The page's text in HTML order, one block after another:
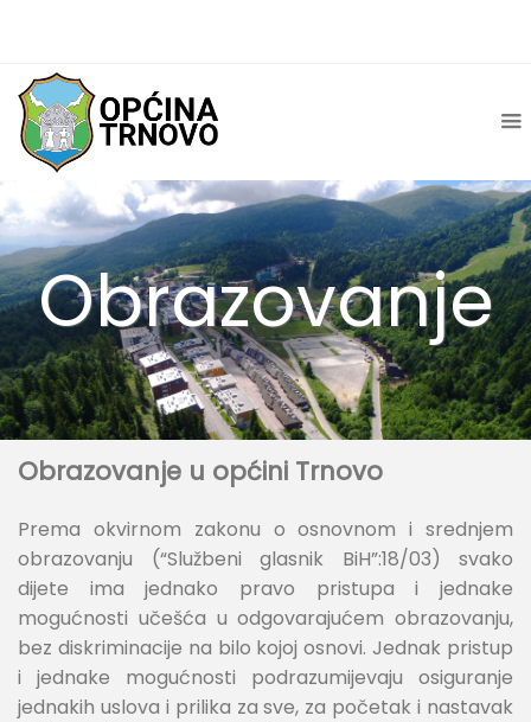
Obrazovanje
Obrazovanje u općini Trnovo
Prema okvirnom zakonu o osnovnom i srednjem
obrazovanju (“Službeni glasnik BiH”:18/03) svako
dijete ima jednako pravo pristupa i jednake
mogućnosti učešća u odgovarajućem obrazovanju,
bez diskriminacije na bilo kojoj osnovi. Jednak pristup
i jednake mogućnosti podrazumijevaju osiguranje
jednakih uslova i prilika za sve, za početak i nastavak